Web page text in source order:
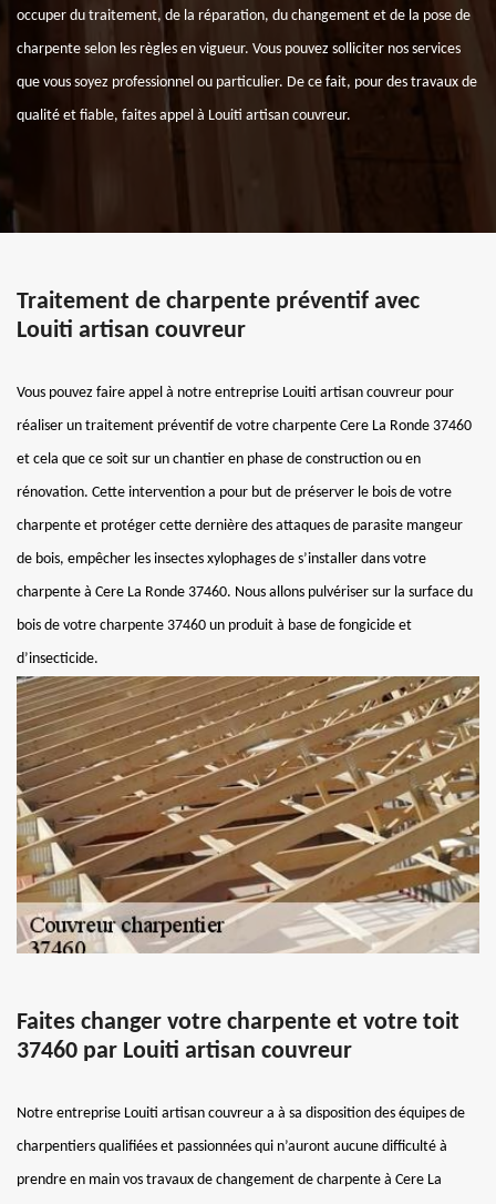
occuper du traitement, de la réparation, du changement et de la pose de
charpente selon les règles en vigueur. Vous pouvez solliciter nos services
que vous soyez professionnel ou particulier. De ce fait, pour des travaux de
qualité et fiable, faites appel à Louiti artisan couvreur.
Traitement de charpente préventif avec
Louiti artisan couvreur
Vous pouvez faire appel à notre entreprise Louiti artisan couvreur pour
réaliser un traitement préventif de votre charpente Cere La Ronde 37460
et cela que ce soit sur un chantier en phase de construction ou en
rénovation. Cette intervention a pour but de préserver le bois de votre
charpente et protéger cette dernière des attaques de parasite mangeur
de bois, empêcher les insectes xylophages de s’installer dans votre
charpente à Cere La Ronde 37460. Nous allons pulvériser sur la surface du
bois de votre charpente 37460 un produit à base de fongicide et
d’insecticide.
Faites changer votre charpente et votre toit
37460 par Louiti artisan couvreur
Notre entreprise Louiti artisan couvreur a à sa disposition des équipes de
charpentiers qualifiées et passionnées qui n’auront aucune difficulté à
prendre en main vos travaux de changement de charpente à Cere La